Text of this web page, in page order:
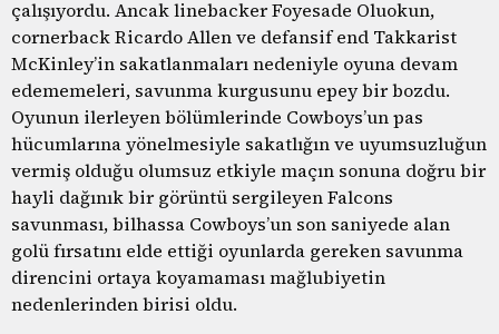
çalışıyordu. Ancak linebacker Foyesade Oluokun,
cornerback Ricardo Allen ve defansif end Takkarist
McKinley’in sakatlanmaları nedeniyle oyuna devam
edememeleri, savunma kurgusunu epey bir bozdu.
Oyunun ilerleyen bölümlerinde Cowboys’un pas
hücumlarına yönelmesiyle sakatlığın ve uyumsuzluğun
vermiş olduğu olumsuz etkiyle maçın sonuna doğru bir
hayli dağınık bir görüntü sergileyen Falcons
savunması, bilhassa Cowboys’un son saniyede alan
golü fırsatını elde ettiği oyunlarda gereken savunma
direncini ortaya koyamaması mağlubiyetin
nedenlerinden birisi oldu.